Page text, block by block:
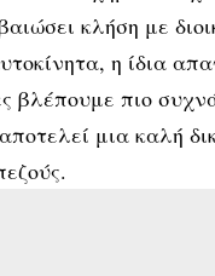
κλήση με
η ίδια
βλέπουμε πιο
μια καλή